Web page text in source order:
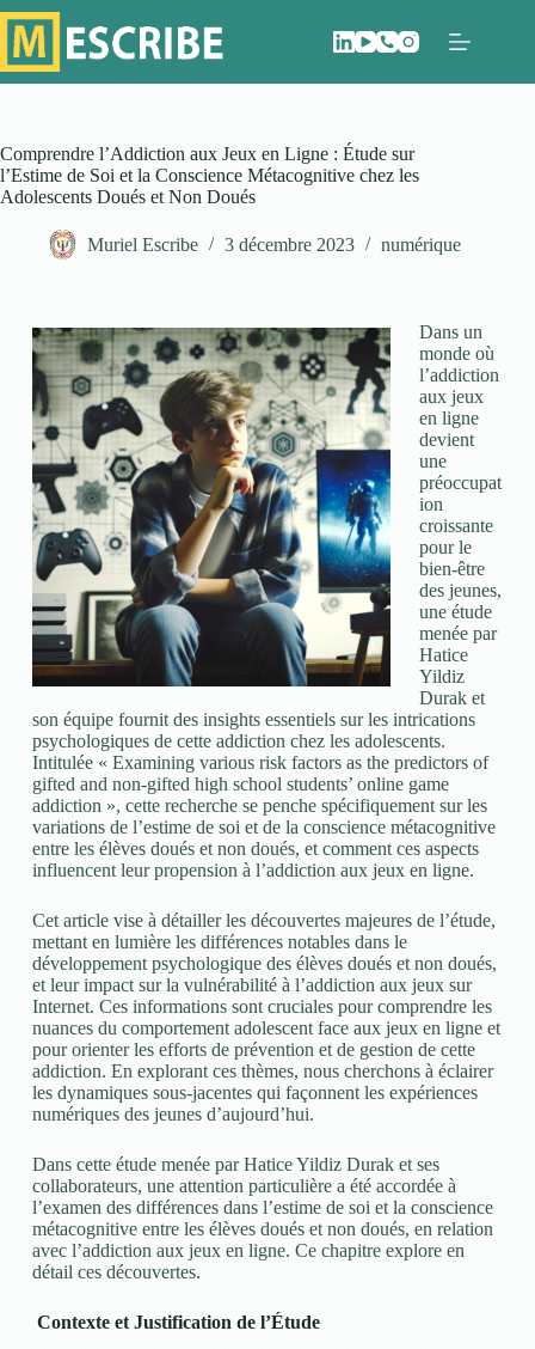
Comprendre l’Addiction aux Jeux en Ligne : Étude sur
l’Estime de Soi et la Conscience Métacognitive chez les
Adolescents Doués et Non Doués
Muriel Escribe 3 décembre 2023 numérique
Dans un
monde où
l’addiction
aux jeux
en ligne
devient
une
préoccupat
ion
croissante
pour le
bien-être
des jeunes,
une étude
menée par
Hatice
Yildiz
Durak et
son équipe fournit des insights essentiels sur les intrications
psychologiques de cette addiction chez les adolescents.
Intitulée « Examining various risk factors as the predictors of
gifted and non-gifted high school students’ online game
addiction », cette recherche se penche spécifiquement sur les
variations de l’estime de soi et de la conscience métacognitive
entre les élèves doués et non doués, et comment ces aspects
influencent leur propension à l’addiction aux jeux en ligne.
Cet article vise à détailler les découvertes majeures de l’étude,
mettant en lumière les différences notables dans le
développement psychologique des élèves doués et non doués,
et leur impact sur la vulnérabilité à l’addiction aux jeux sur
Internet. Ces informations sont cruciales pour comprendre les
nuances du comportement adolescent face aux jeux en ligne et
pour orienter les efforts de prévention et de gestion de cette
addiction. En explorant ces thèmes, nous cherchons à éclairer
les dynamiques sous-jacentes qui façonnent les expériences
numériques des jeunes d’aujourd’hui.
Dans cette étude menée par Hatice Yildiz Durak et ses
collaborateurs, une attention particulière a été accordée à
l’examen des différences dans l’estime de soi et la conscience
métacognitive entre les élèves doués et non doués, en relation
avec l’addiction aux jeux en ligne. Ce chapitre explore en
détail ces découvertes.
Contexte et Justification de l’Étude